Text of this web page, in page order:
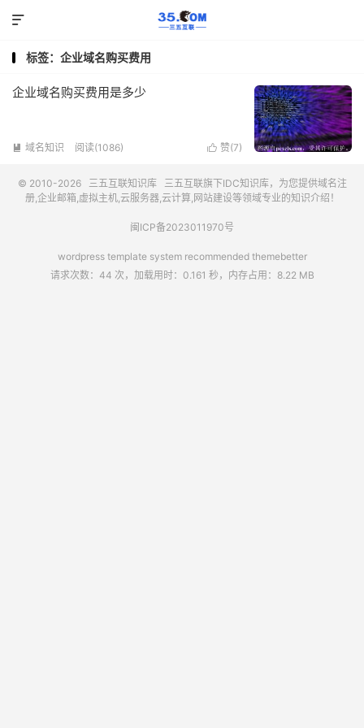

标签：企业域名购买费用
企业域名购买费用是多少
 域名知识 阅读(1086)  赞(7)
© 2010-2026 三五互联知识库 三五互联旗下IDC知识库，为您提供域名注
册,企业邮箱,虚拟主机,云服务器,云计算,网站建设等领域专业的知识介绍！
闽ICP备2023011970号
wordpress template system recommended themebetter
请求次数：44 次，加载用时：0.161 秒，内存占用：8.22 MB